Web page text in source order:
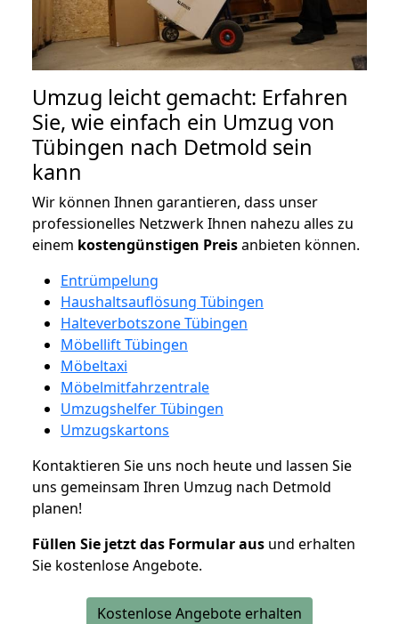
Umzug leicht gemacht: Erfahren
Sie, wie einfach ein Umzug von
Tübingen nach Detmold sein
kann
Wir können Ihnen garantieren, dass unser
professionelles Netzwerk Ihnen nahezu alles zu
einem kostengünstigen Preisanbieten können.
Entrümpelung
Haushaltsauflösung Tübingen
Halteverbotszone Tübingen
Möbellift Tübingen
Möbeltaxi
Möbelmitfahrzentrale
Umzugshelfer Tübingen
Umzugskartons
Kontaktieren Sie uns noch heute und lassen Sie
uns gemeinsam Ihren Umzug nach Detmold
planen!
Füllen Sie jetzt das Formular aus und erhalten
Sie kostenlose Angebote.
Kostenlose Angebote erhalten